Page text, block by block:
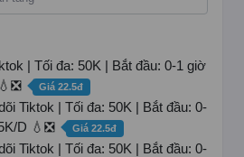
| Tối đa: 50K | Bắt đầu: 0-1 giờ
Giá 22.5đ
Tiktok | Tối đa: 50K | Bắt đầu: 0-
D 💧❎
Giá 22.5đ
Tiktok | Tối đa: 50K | Bắt đầu: 0-